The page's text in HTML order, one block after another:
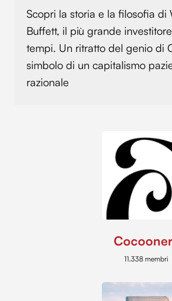
Scopri la storia e la filosofia di
Buffett, il più grande
tempi. Un ritratto del genio di
simbolo di un capitalismo
razionale
11.338 membri